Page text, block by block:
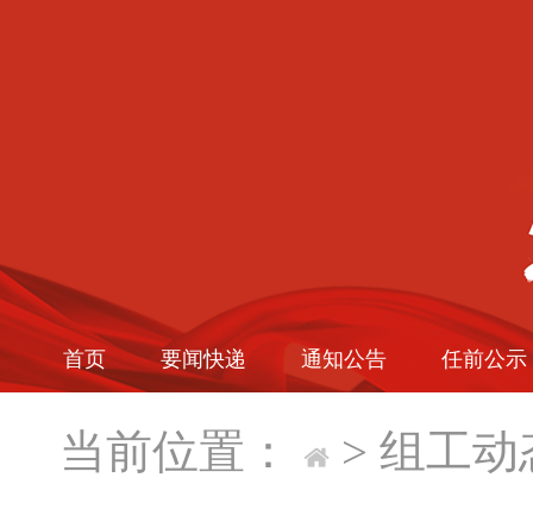
首页 要闻快递 通知公告 任前公示
当前位置： > 组工动